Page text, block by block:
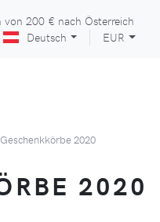
von 200 € nach Österreich
Deutsch
EUR
Geschenkkörbe 2020
2020